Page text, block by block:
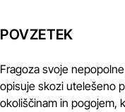
POVZETEK
Fragoza svoje
opisuje skozi utelešeno
okoliščinam in pogojem,